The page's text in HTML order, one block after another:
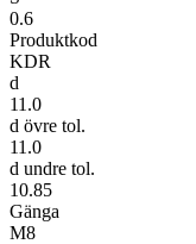
0.6
Produktkod
KDR
d
11.0
d övre tol.
11.0
d undre tol.
10.85
Gänga
M8